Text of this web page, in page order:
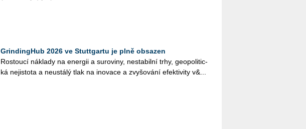
GrindingHub 2026 ve Stuttgartu je plně obsazen
Ros­tou­cí ná­kla­dy na ener­gii a su­ro­vi­ny, ne­sta­bil­ní trhy, ge­o­po­li­tic­
ká ne­jis­to­ta a ne­u­stá­lý tlak na ino­va­ce a zvy­šo­vá­ní efek­ti­vi­ty v&...